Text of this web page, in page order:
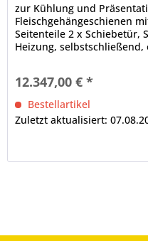
zur Kühlung und
Fleischgehängeschienen
Seitenteile 2 x Schiebetür,
Heizung,
bauseitiger
12.347,00 € *
Bestellartikel
Zuletzt aktualisiert: